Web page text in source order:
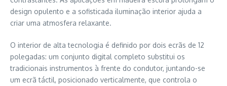
design opulento e a sofisticada iluminação interior ajuda a
criar uma atmosfera relaxante.
O interior de alta tecnologia é definido por dois ecrãs de 12
polegadas: um conjunto digital completo substitui os
tradicionais instrumentos à frente do condutor, juntando-se
um ecrã táctil, posicionado verticalmente, que controla o